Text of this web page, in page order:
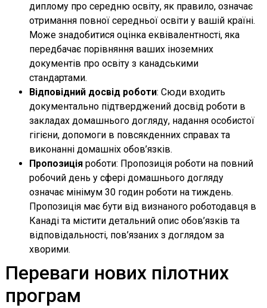
диплому про середню освіту, як правило, означає
отримання повної середньої освіти у вашій країні.
Може знадобитися оцінка еквівалентності, яка
передбачає порівняння ваших іноземних
документів про освіту з канадськими
стандартами.
Відповідний досвід роботи: Сюди входить
документально підтверджений досвід роботи в
закладах домашнього догляду, надання особистої
гігієни, допомоги в повсякденних справах та
виконанні домашніх обов’язків.
Пропозиція роботи: Пропозиція роботи на повний
робочий день у сфері домашнього догляду
означає мінімум 30 годин роботи на тиждень.
Пропозиція має бути від визнаного роботодавця в
Канаді та містити детальний опис обов’язків та
відповідальності, пов’язаних з доглядом за
хворими.
Переваги нових пілотних
програм